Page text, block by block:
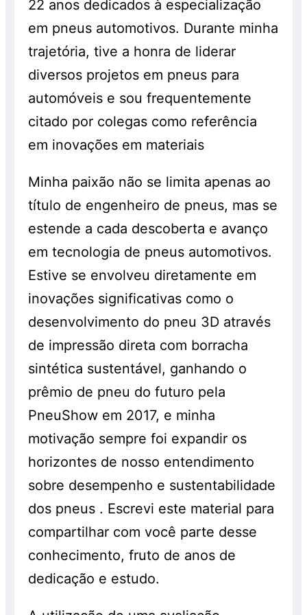
enquanto durarem os estoques. Consulte!
22 anos dedicados à especialização
em pneus automotivos. Durante minha
trajetória, tive a honra de liderar
diversos projetos em pneus para
automóveis e sou frequentemente
citado por colegas como referência
em inovações em materiais
Minha paixão não se limita apenas ao
título de engenheiro de pneus, mas se
estende a cada descoberta e avanço
em tecnologia de pneus automotivos.
Estive se envolveu diretamente em
inovações significativas como o
desenvolvimento do pneu 3D através
de impressão direta com borracha
sintética sustentável, ganhando o
prêmio de pneu do futuro pela
PneuShow em 2017, e minha
motivação sempre foi expandir os
horizontes de nosso entendimento
sobre desempenho e sustentabilidade
dos pneus . Escrevi este material para
compartilhar com você parte desse
conhecimento, fruto de anos de
dedicação e estudo.